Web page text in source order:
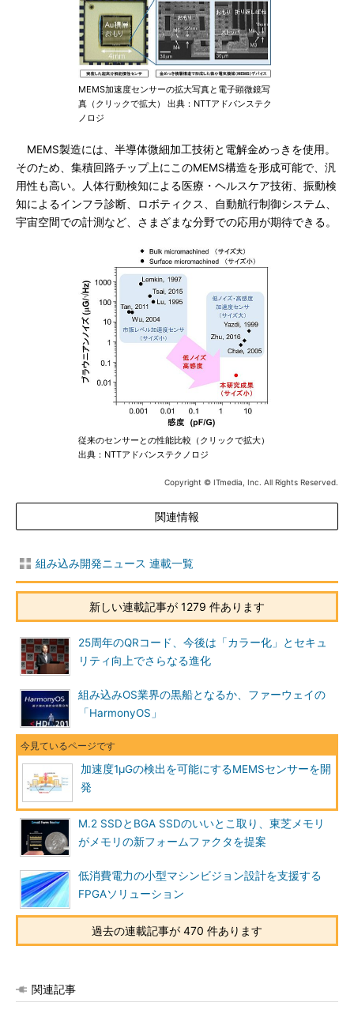
MEMS加速度センサーの拡大写真と電子顕微鏡写
真（クリックで拡大） 出典：NTTアドバンステク
ノロジ
MEMS製造には、半導体微細加工技術と電解金めっきを使用。
そのため、集積回路チップ上にこのMEMS構造を形成可能で、汎
用性も高い。人体行動検知による医療・ヘルスケア技術、振動検
知によるインフラ診断、ロボティクス、自動航行制御システム、
宇宙空間での計測など、さまざまな分野での応用が期待できる。
従来のセンサーとの性能比較（クリックで拡大）
出典：NTTアドバンステクノロジ
Copyright © ITmedia, Inc. All Rights Reserved.
関連情報
組み込み開発ニュース 連載一覧
新しい連載記事が 1279 件あります
25周年のQRコード、今後は「カラー化」とセキュ
リティ向上でさらなる進化
組み込みOS業界の黒船となるか、ファーウェイの
「HarmonyOS」
加速度1μGの検出を可能にするMEMSセンサーを開
発
M.2 SSDとBGA SSDのいいとこ取り、東芝メモリ
がメモリの新フォームファクタを提案
低消費電力の小型マシンビジョン設計を支援する
FPGAソリューション
過去の連載記事が 470 件あります
関連記事